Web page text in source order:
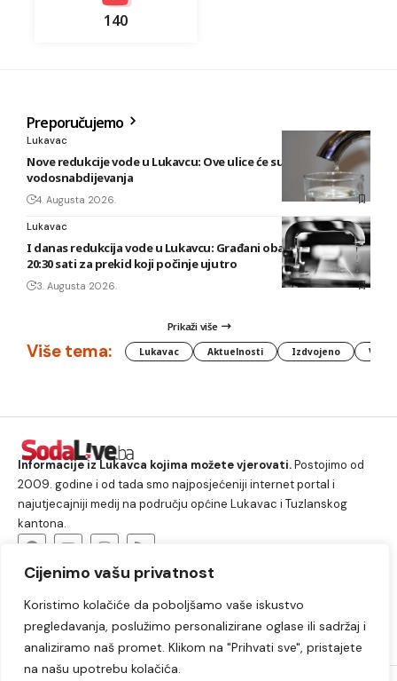
Cijenimo vašu privatnost
Koristimo kolačiće da poboljšamo vaše iskustvo
pregledavanja, poslužimo personalizirane oglase ili sadržaj i
analiziramo naš promet. Klikom na "Prihvati sve", pristajete
na našu upotrebu kolačića.
140
Preporučujemo
Lukavac
Nove redukcije vode u Lukavcu: Ove ulice će sutra biti bez
vodosnabdijevanja
4. Augusta 2026.
Lukavac
I danas redukcija vode u Lukavcu: Građani obaviješteni tek u
20:30 sati za prekid koji počinje ujutro
3. Augusta 2026.
Prikaži više
Više tema: Lukavac Aktuelnosti Izdvojeno
Informacije iz Lukavca kojima možete vjerovati.Postojimo od
2009. godine i od tada smo najposjećeniji internet portal i
najutjecajniji medij na području općine Lukavac i Tuzlanskog
kantona.
Lukavac Društvo Crna hronika
Sport
Kultura
Kolumne Slobodno vrijeme